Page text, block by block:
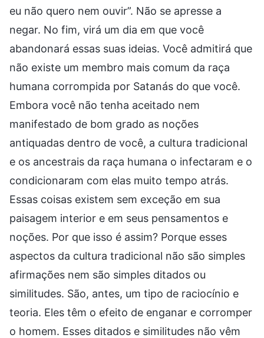
eu não quero nem ouvir”. Não se apresse a
negar. No fim, virá um dia em que você
abandonará essas suas ideias. Você admitirá que
não existe um membro mais comum da raça
humana corrompida por Satanás do que você.
Embora você não tenha aceitado nem
manifestado de bom grado as noções
antiquadas dentro de você, a cultura tradicional
e os ancestrais da raça humana o infectaram e o
condicionaram com elas muito tempo atrás.
Essas coisas existem sem exceção em sua
paisagem interior e em seus pensamentos e
noções. Por que isso é assim? Porque esses
aspectos da cultura tradicional não são simples
afirmações nem são simples ditados ou
similitudes. São, antes, um tipo de raciocínio e
teoria. Eles têm o efeito de enganar e corromper
o homem. Esses ditados e similitudes não vêm